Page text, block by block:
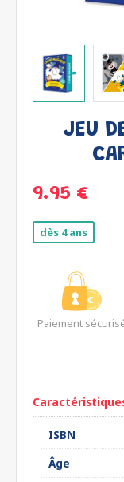
JEU
9.95 €
dès 4 ans
Paiement
ISBN
Âge